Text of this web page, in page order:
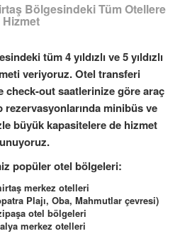
Bölgesindeki Tüm Otellere
Hizmet
tüm 4 yıldızlı ve 5 yıldızlı
veriyoruz. Otel transferi
check-out saatlerinize göre araç
rezervasyonlarında minibüs ve
büyük kapasitelere de hizmet
popüler otel bölgeleri:
merkez otelleri
Plajı, Oba, Mahmutlar çevresi)
otel bölgeleri
merkez otelleri